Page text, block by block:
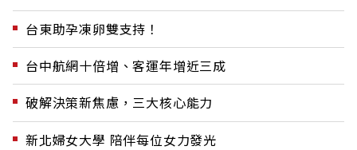
台東助孕凍卵雙支持！
台中航網十倍增、客運年增近三成
破解決策新焦慮，三大核心能力
新北婦女大學 陪伴每位女力發光